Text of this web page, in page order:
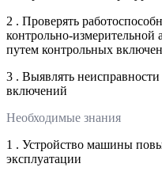
2 . Проверять
контрольно-измерительной
путем контрольных
3 . Выявлять
включений
Необходимые знания
1 . Устройство машины
эксплуатации